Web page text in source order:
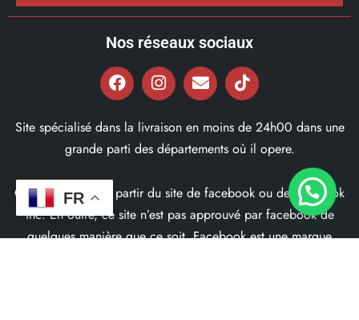
Nos réseaux sociaux
Site spécialisé dans la livraison en moins de 24h00 dans une
grande parti des départements où il opere.
Ce site ne fait pas partir du site de facebook ou de facebook
inc. En outre, ce site n’est pas approuvé par facebook de
quelques manière que ce soit. Facebook est une marque
FR